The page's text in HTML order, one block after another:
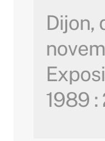
Dijon,
1989 :